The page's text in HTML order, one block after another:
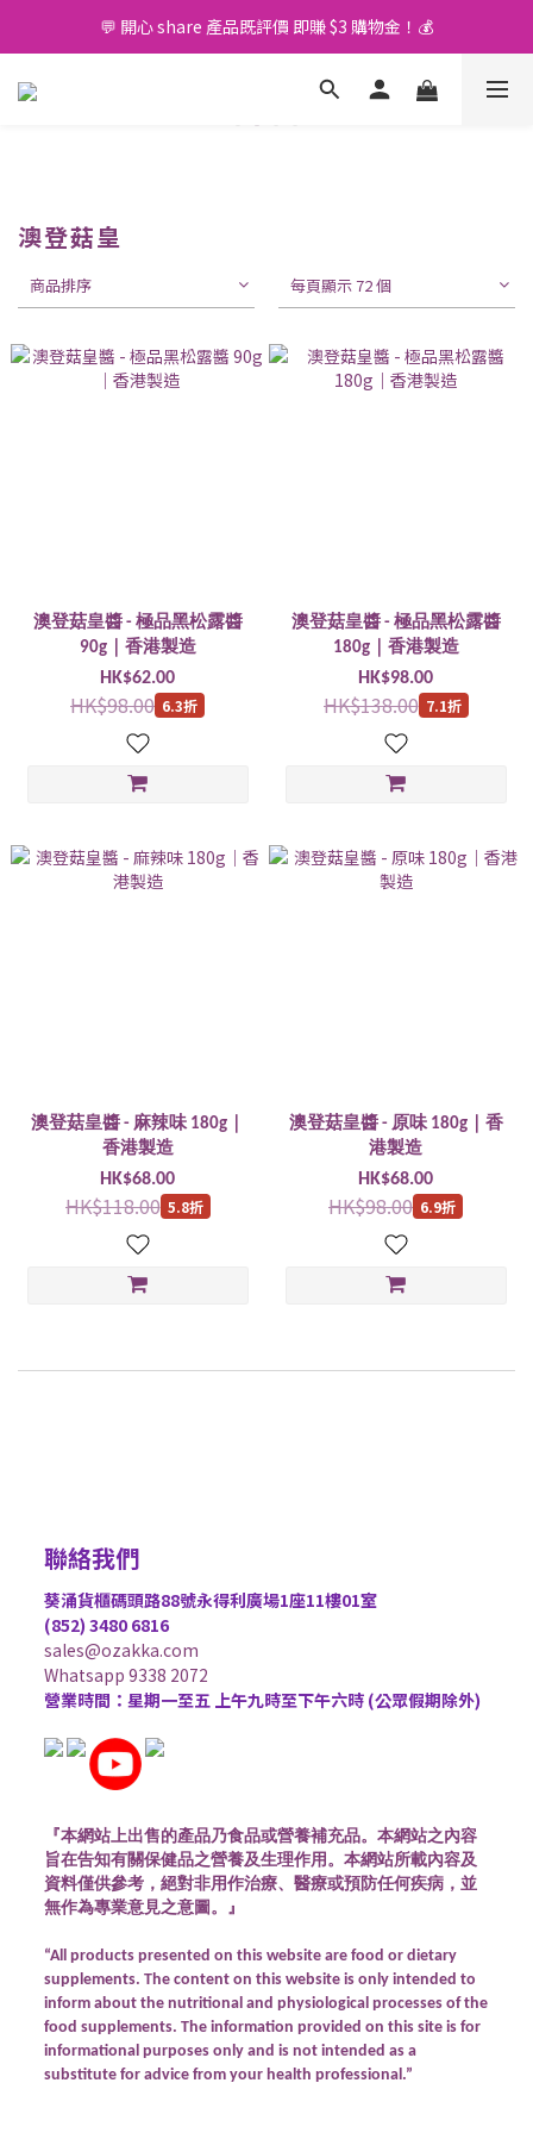
🚛 購物滿 $400 免運費🤩
💬 開心 share 產品既評價 即賺 $3 購物金！💰
🚛 購物滿 $400 免運費🤩
澳登菇皇
商品排序 每頁顯示 72 個
澳登菇皇醬 - 極品黑松露醬
90g｜香港製造
HK$62.00
HK$98.00 6.3折
澳登菇皇醬 - 極品黑松露醬
180g｜香港製造
HK$98.00
HK$138.00 7.1折
澳登菇皇醬 - 麻辣味 180g｜
香港製造
HK$68.00
HK$118.00 5.8折
澳登菇皇醬 - 原味 180g｜香
港製造
HK$68.00
HK$98.00 6.9折
聯絡我們
葵涌貨櫃碼頭路88號永得利廣場1座11樓01室
(852) 3480 6816
sales@ozakka.com
Whatsapp 9338 2072
營業時間：星期一至五 上午九時至下午六時 (公眾假期除外)
『本網站上出售的產品乃食品或營養補充品。本網站之內容
旨在告知有關保健品之營養及生理作用。本網站所載內容及
資料僅供參考，絕對非用作治療、醫療或預防任何疾病，並
無作為專業意見之意圖。』
“All products presented on this website are food or dietary
supplements. The content on this website is only intended to
inform about the nutritional and physiological processes of the
food supplements. The information provided on this site is for
informational purposes only and is not intended as a
substitute for advice from your health professional.”